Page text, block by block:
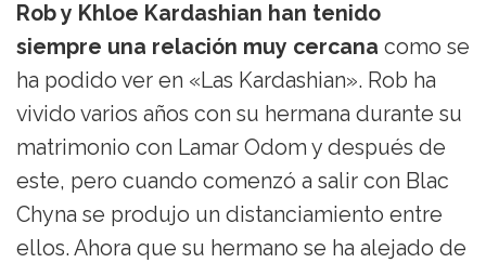
Rob y Khloe Kardashian han tenido
siempre una relación muy cercana como se
ha podido ver en «Las Kardashian». Rob ha
vivido varios años con su hermana durante su
matrimonio con Lamar Odom y después de
este, pero cuando comenzó a salir con Blac
Chyna se produjo un distanciamiento entre
ellos. Ahora que su hermano se ha alejado de